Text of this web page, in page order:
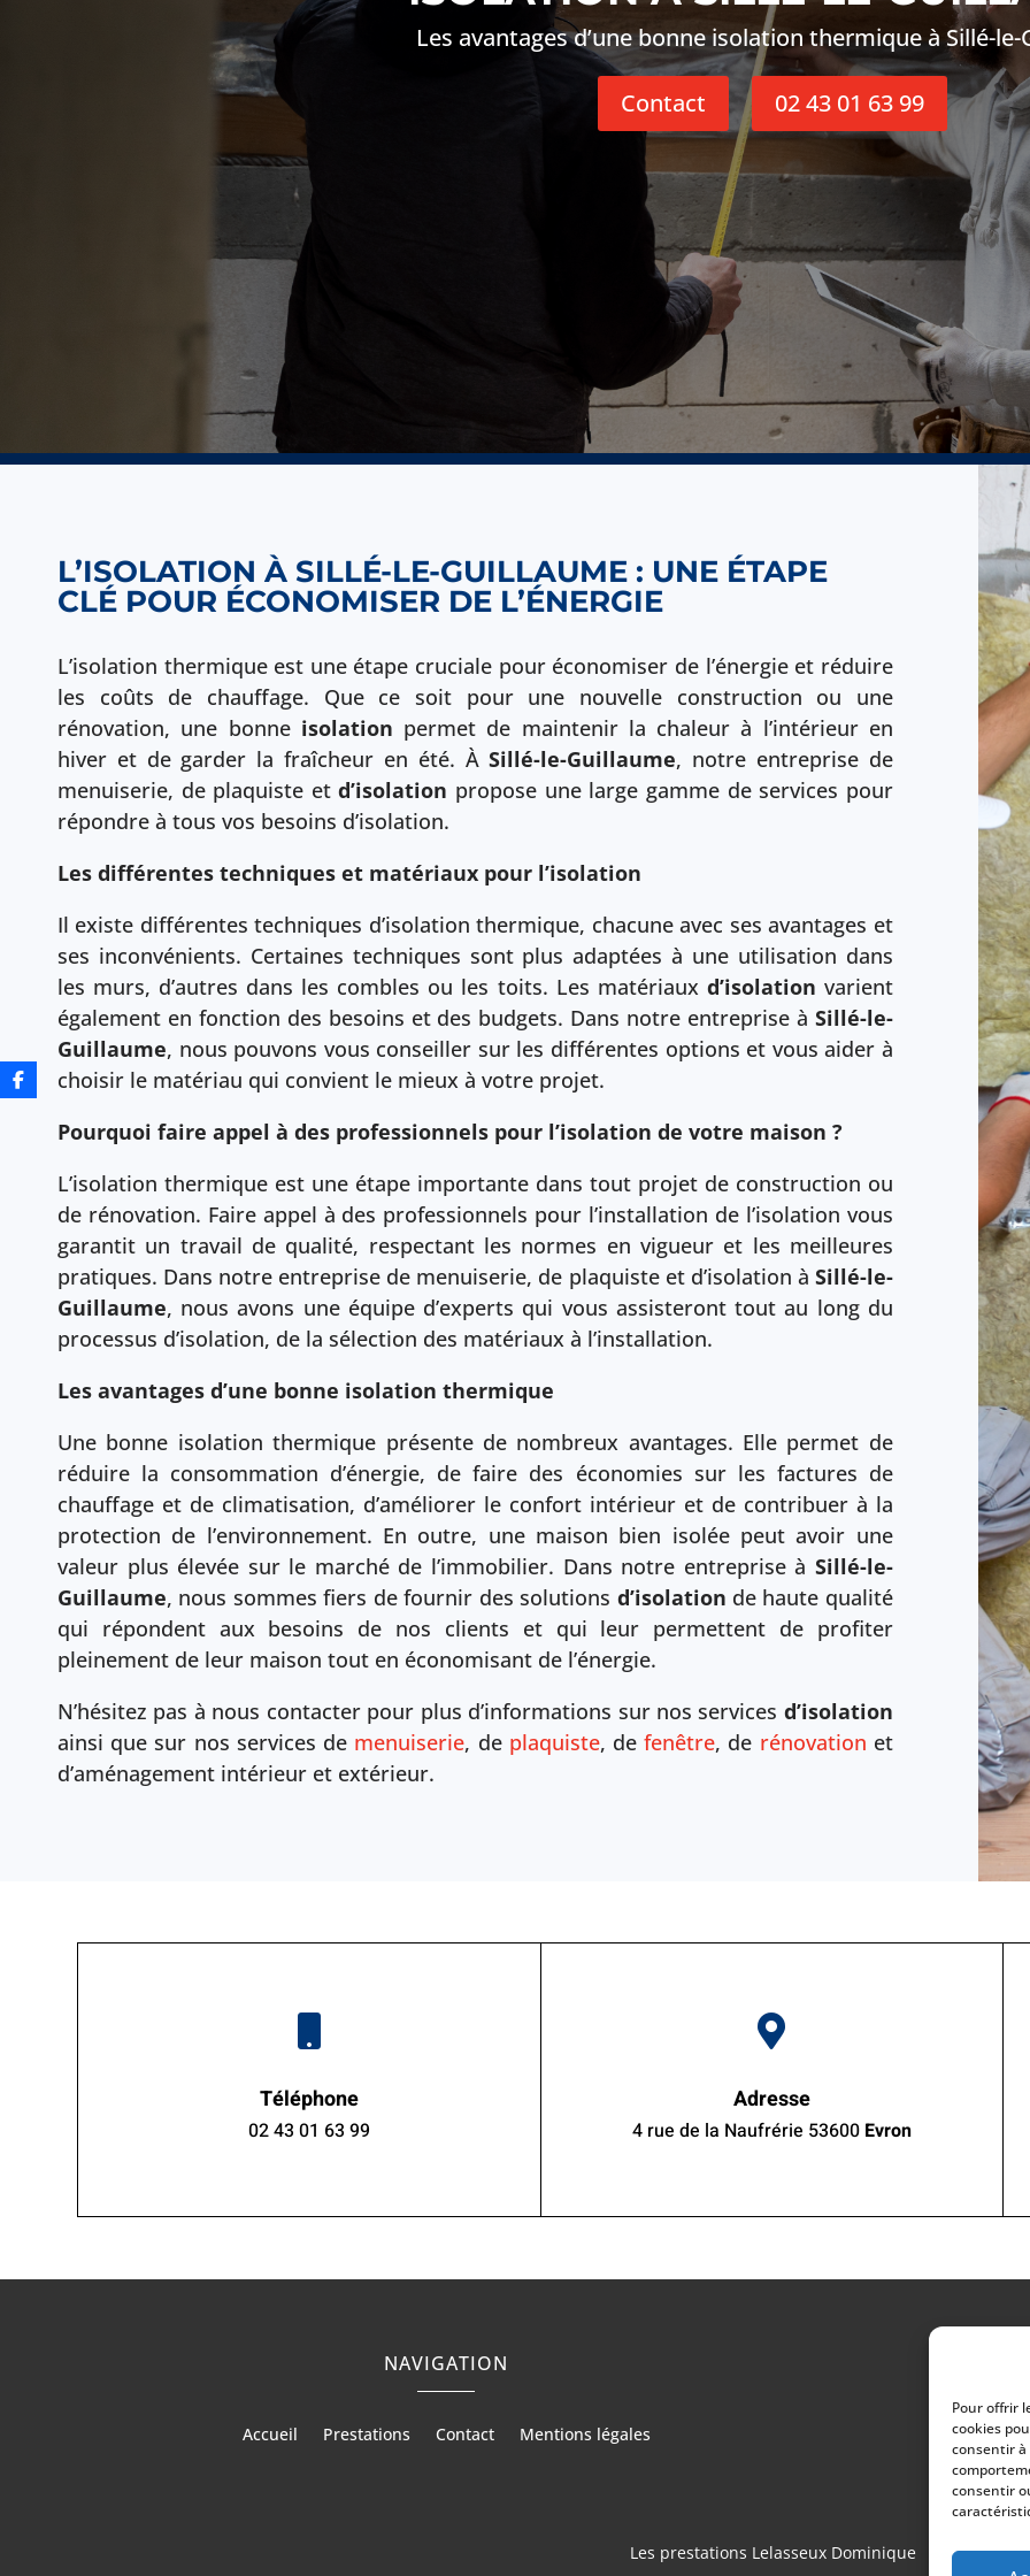
Pour offrir
cookies
consentir à
consentir
Les avantages d’une bonne isolation thermique à Sillé-
Contact 02 43 01 63 99
L’ISOLATION À SILLÉ-LE-GUILLAUME : UNE ÉTAPE
CLÉ POUR ÉCONOMISER DE L’ÉNERGIE
L’isolation thermique est une étape cruciale pour économiser de l’énergie et réduire
les coûts de chauffage. Que ce soit pour une nouvelle construction ou une
rénovation, une bonne isolation permet de maintenir la chaleur à l’intérieur en
hiver et de garder la fraîcheur en été. ÀSillé-le-Guillaume, notre entreprise de
menuiserie, de plaquiste etd’isolation propose une large gamme de services pour
répondre à tous vos besoins d’isolation.
Les différentes techniques et matériaux pour l’isolation
Il existe différentes techniques d’isolation thermique, chacune avec ses avantages et
ses inconvénients. Certaines techniques sont plus adaptées à une utilisation dans
les murs, d’autres dans les combles ou les toits. Les matériaux d’isolation varient
également en fonction des besoins et des budgets. Dans notre entreprise à Sillé-le-
Guillaume, nous pouvons vous conseiller sur les différentes options et vous aider à
choisir le matériau qui convient le mieux à votre projet.
Pourquoi faire appel à des professionnels pour l’isolation de votre maison ?
L’isolation thermique est une étape importante dans tout projet de construction ou
de rénovation. Faire appel à des professionnels pour l’installation de l’isolation vous
garantit un travail de qualité, respectant les normes en vigueur et les meilleures
pratiques. Dans notre entreprise de menuiserie, de plaquiste et d’isolation à Sillé-le-
Guillaume, nous avons une équipe d’experts qui vous assisteront tout au long du
processus d’isolation, de la sélection des matériaux à l’installation.
Les avantages d’une bonne isolation thermique
Une bonne isolation thermique présente de nombreux avantages. Elle permet de
réduire la consommation d’énergie, de faire des économies sur les factures de
chauffage et de climatisation, d’améliorer le confort intérieur et de contribuer à la
protection de l’environnement. En outre, une maison bien isolée peut avoir une
valeur plus élevée sur le marché de l’immobilier. Dans notre entreprise à Sillé-le-
Guillaume, nous sommes fiers de fournir des solutions d’isolation de haute qualité
qui répondent aux besoins de nos clients et qui leur permettent de profiter
pleinement de leur maison tout en économisant de l’énergie.
N’hésitez pas à nous contacter pour plus d’informations sur nos services d’isolation
ainsi que sur nos services de menuiserie, de plaquiste, defenêtre, de rénovation et
d’aménagement intérieur et extérieur.
Téléphone
02 43 01 63 99

Adresse
4 rue de la Naufrérie 53600 Evron
NAVIGATION
Accueil Prestations Contact Mentions légales
Les prestations Lelasseux Dominique